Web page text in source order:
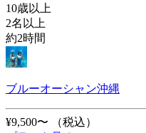
10歳以上
2名以上
約2時間
ブルーオーシャン沖縄
¥9,500〜
（税込）